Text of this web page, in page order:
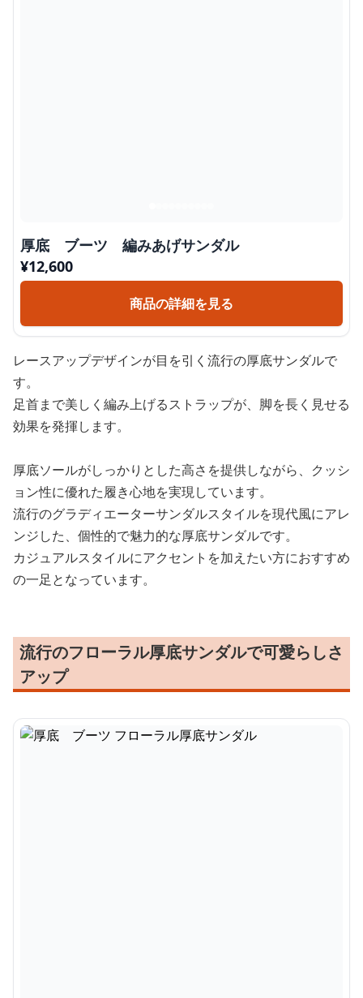
厚底 ブーツ 編みあげサンダル
¥12,600
商品の詳細を見る
レースアップデザインが目を引く流行の厚底サンダルで
す。
足首まで美しく編み上げるストラップが、脚を長く見せる
効果を発揮します。
厚底ソールがしっかりとした高さを提供しながら、クッシ
ョン性に優れた履き心地を実現しています。
流行のグラディエーターサンダルスタイルを現代風にアレ
ンジした、個性的で魅力的な厚底サンダルです。
カジュアルスタイルにアクセントを加えたい方におすすめ
の一足となっています。
流行のフローラル厚底サンダルで可愛らしさ
アップ